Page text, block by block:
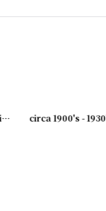
[231003-08]
circa 1900's - 1930's Advertising Clip PAPER BOXES...